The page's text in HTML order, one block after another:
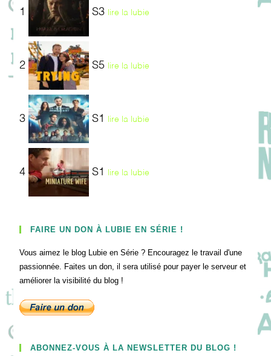
1 S3 lire la lubie
2 S5 lire la lubie
3 S1 lire la lubie
4 S1 lire la lubie
FAIRE UN DON À LUBIE EN SÉRIE !
Vous aimez le blog Lubie en Série ? Encouragez le travail d'une
passionnée. Faites un don, il sera utilisé pour payer le serveur et
améliorer la visibilité du blog !
ABONNEZ-VOUS À LA NEWSLETTER DU BLOG !